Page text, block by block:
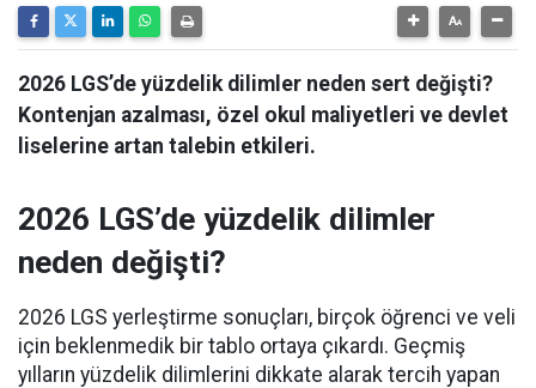
2026 LGS’de yüzdelik dilimler neden sert değişti?
Kontenjan azalması, özel okul maliyetleri ve devlet
liselerine artan talebin etkileri.
2026 LGS’de yüzdelik dilimler
neden değişti?
2026 LGS yerleştirme sonuçları, birçok öğrenci ve veli
için beklenmedik bir tablo ortaya çıkardı. Geçmiş
yılların yüzdelik dilimlerini dikkate alarak tercih yapan